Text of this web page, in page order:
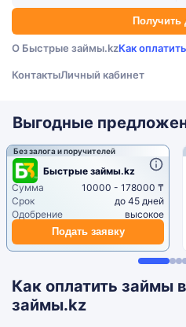
Получить
О Быстрые займы.kzКак оплатить
КонтактыЛичный кабинет
Выгодные
Без залога и поручителей
Быстрые займы.kz
Сумма
10000 - 178000 ₸
Срок
до 45 дней
Одобрение
высокое
Подать заявку
Как оплатить займы
займы.kz